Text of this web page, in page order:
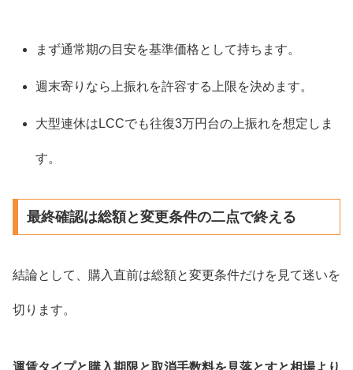
まず通常期の目安を基準価格として持ちます。
週末寄りなら上振れを許容する上限を決めます。
大型連休はLCCでも往復3万円台の上振れを想定しま
す。
最終確認は総額と変更条件の二点で終える
結論として、購入直前は総額と変更条件だけを見て迷いを
切ります。
運賃タイプと購入期限と取消手数料を見落とすと相場より